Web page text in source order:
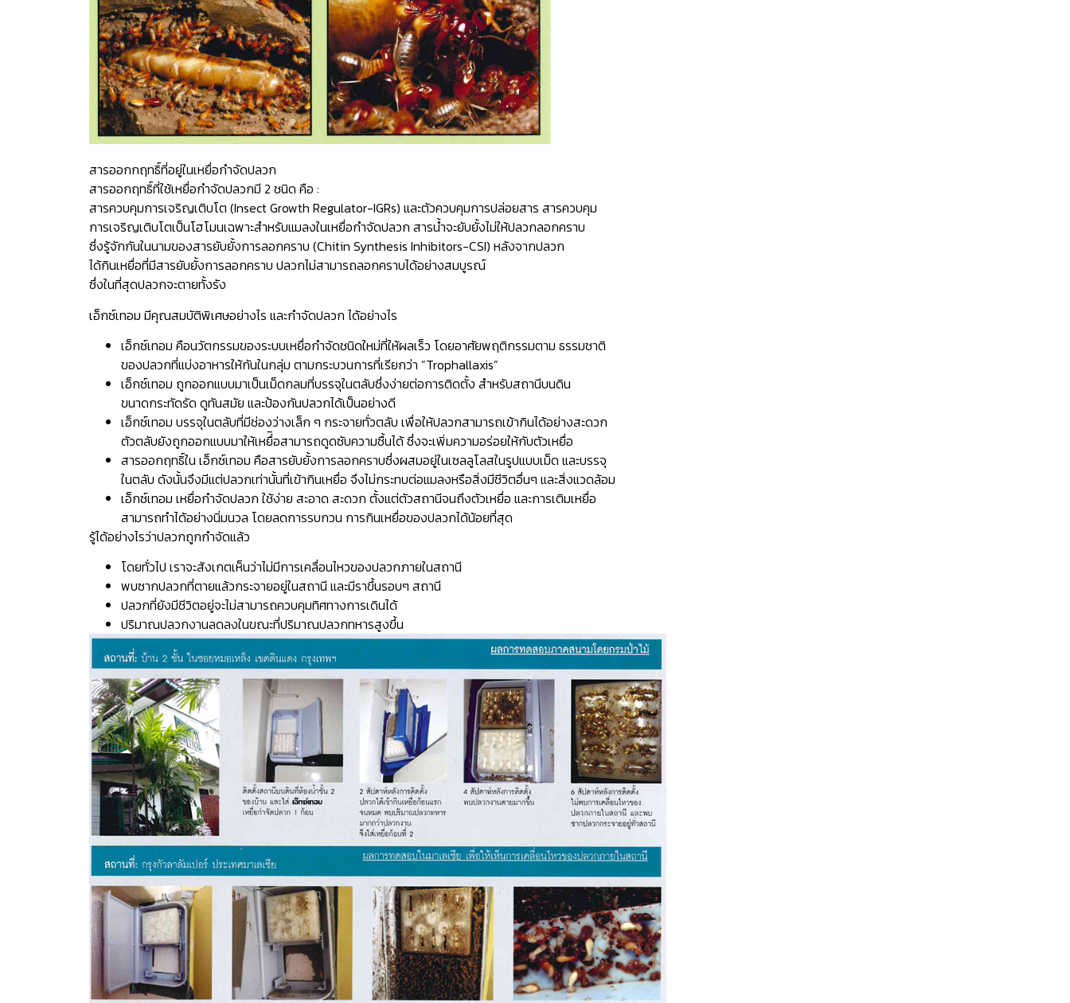
สารออกกฤทธิ์ที่อยู่ในเหยื่อกำจัดปลวก
สารออกฤทธิ์ที่ใช้เหยื่อกำจัดปลวกมี 2 ชนิด คือ :
สารควบคุมการเจริญเติบโต (Insect Growth Regulator-IGRs) และตัวควบคุมการปล่อยสาร สารควบคุม
การเจริญเติบโตเป็นโฮโมนเฉพาะสำหรับแมลงในเหยื่อกำจัดปลวก สารน้ำจะยับยั้งไม่ให้ปลวกลอกคราบ
ซึ่งรู้จักกันในนามของสารยับยั้งการลอกคราบ (Chitin Synthesis Inhibitors-CSI) หลังจากปลวก
ได้กินเหยื่อที่มีสารยับยั้งการลอกคราบ ปลวกไม่สามารถลอกคราบได้อย่างสมบูรณ์
ซึ่งในที่สุดปลวกจะตายทั้งรัง
เอ็กซ์เทอม มีคุณสมบัติพิเศษอย่างไร และกำจัดปลวก ได้อย่างไร
เอ็กซ์เทอม คือนวัตกรรมของระบบเหยื่อกำจัดชนิดใหม่ที่ให้ผลเร็ว โดยอาศัยพฤติกรรมตาม ธรรมชาติ
ของปลวกที่แบ่งอาหารให้กันในกลุ่ม ตามกระบวนการที่เรียกว่า “Trophallaxis”
เอ็กซ์เทอม ถูกออกแบบมาเป็นเม็ดกลมที่บรรจุในตลับซึ่งง่ายต่อการติดตั้ง สำหรับสถานีบนดิน
ขนาดกระทัดรัด ดูทันสมัย และป้องกันปลวกได้เป็นอย่างดี
เอ็กซ์เทอม บรรจุในตลับที่มีช่องว่างเล็ก ๆ กระจายทั่วตลับ เพื่อให้ปลวกสามารถเข้ากินได้อย่างสะดวก
ตัวตลับยังถูกออกแบบมาให้เหยื่ิอสามารถดูดซับความซื้นได้ ซึ่งจะเพิ่มความอร่อยให้กับตัวเหยื่อ
สารออกฤทธิ์ใน เอ็กซ์เทอม คือสารยับยั้งการลอกคราบซึ่งผสมอยู่ในเซลลูโลสในรูปแบบเม็ด และบรรจุ
ในตลับ ดังนั้นจึงมีแต่ปลวกเท่านั้นที่เข้ากินเหยื่อ จึงไม่กระทบต่อแมลงหรือสิ่งมีชีวิตอื่นๆ และสิ่งแวดล้อม
เอ็กซ์เทอม เหยื่อกำจัดปลวก ใช้ง่าย สะอาด สะดวก ตั้งแต่ตัวสถานีจนถึงตัวเหยื่อ และการเติมเหยื่อ
สามารถทำได้อย่างนิ่มนวล โดยลดการรบกวน การกินเหยื่อของปลวกได้น้อยที่สุด
รู้ได้อย่างไรว่าปลวกถูกกำจัดแล้ว
โดยทั่วไป เราจะสังเกตเห็นว่าไม่มีการเคลื่อนไหวของปลวกภายในสถานี
พบซากปลวกที่ตายแล้วกระจายอยู่ในสถานี และมีราขึ้นรอบๆ สถานี
ปลวกที่ยังมีชีวิตอยู่จะไม่สามารถควบคุมทิศทางการเดินได้
ปริมาณปลวกงานลดลงในขณะที่ปริมาณปลวกทหารสูงขึ้น